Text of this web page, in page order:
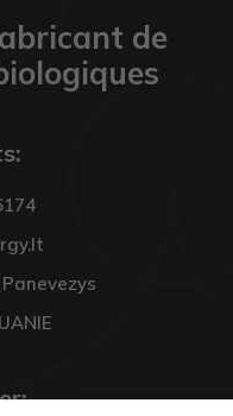
de